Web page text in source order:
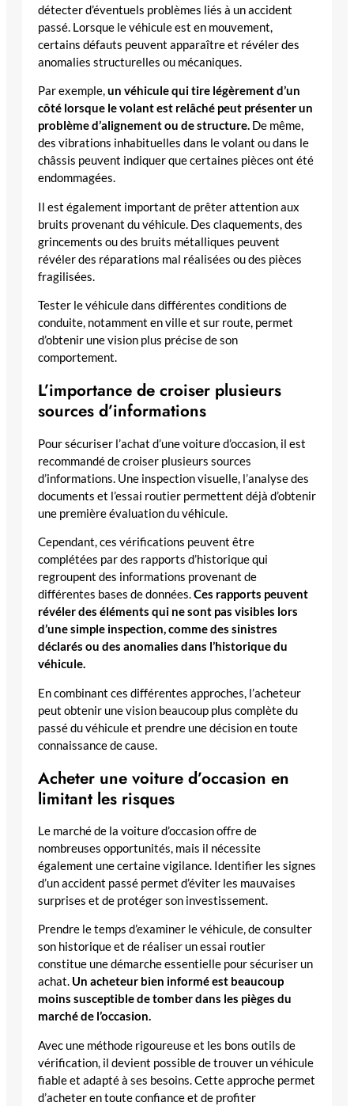
détecter d’éventuels problèmes liés à un accident
passé. Lorsque le véhicule est en mouvement,
certains défauts peuvent apparaître et révéler des
anomalies structurelles ou mécaniques.
Par exemple,un véhicule qui tire légèrement d’un
côté lorsque le volant est relâché peut présenter un
problème d’alignement ou de structure. De même,
des vibrations inhabituelles dans le volant ou dans le
châssis peuvent indiquer que certaines pièces ont été
endommagées.
Il est également important de prêter attention aux
bruits provenant du véhicule. Des claquements, des
grincements ou des bruits métalliques peuvent
révéler des réparations mal réalisées ou des pièces
fragilisées.
Tester le véhicule dans différentes conditions de
conduite, notamment en ville et sur route, permet
d’obtenir une vision plus précise de son
comportement.
L’importance de croiser plusieurs
sources d’informations
Pour sécuriser l’achat d’une voiture d’occasion, il est
recommandé de croiser plusieurs sources
d’informations. Une inspection visuelle, l’analyse des
documents et l’essai routier permettent déjà d’obtenir
une première évaluation du véhicule.
Cependant, ces vérifications peuvent être
complétées par des rapports d’historique qui
regroupent des informations provenant de
différentes bases de données.Ces rapports peuvent
révéler des éléments qui ne sont pas visibles lors
d’une simple inspection, comme des sinistres
déclarés ou des anomalies dans l’historique du
véhicule.
En combinant ces différentes approches, l’acheteur
peut obtenir une vision beaucoup plus complète du
passé du véhicule et prendre une décision en toute
connaissance de cause.
Acheter une voiture d’occasion en
limitant les risques
Le marché de la voiture d’occasion offre de
nombreuses opportunités, mais il nécessite
également une certaine vigilance. Identifier les signes
d’un accident passé permet d’éviter les mauvaises
surprises et de protéger son investissement.
Prendre le temps d’examiner le véhicule, de consulter
son historique et de réaliser un essai routier
constitue une démarche essentielle pour sécuriser un
achat. Un acheteur bien informé est beaucoup
moins susceptible de tomber dans les pièges du
marché de l’occasion.
Avec une méthode rigoureuse et les bons outils de
vérification, il devient possible de trouver un véhicule
fiable et adapté à ses besoins. Cette approche permet
d’acheter en toute confiance et de profiter